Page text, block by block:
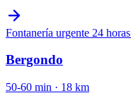
Fontanería urgente 24 horas
Bergondo
50-60 min · 18 km